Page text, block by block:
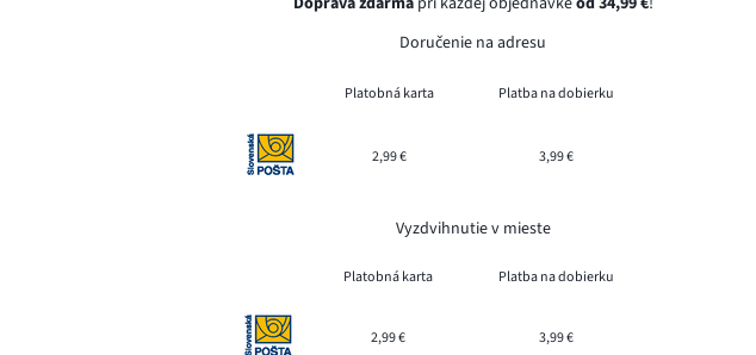
Doručenie na adresu
Platobná karta Platba na dobierku
2,99 € 3,99 €
Vyzdvihnutie v mieste
Platobná karta Platba na dobierku
2,99 € 3,99 €